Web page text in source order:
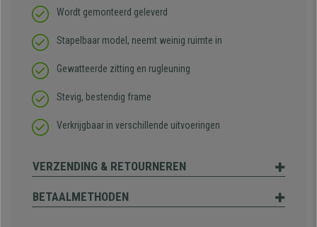
Wordt gemonteerd geleverd
Stapelbaar model, neemt weinig ruimte in
Gewatteerde zitting en rugleuning
Stevig, bestendig frame
Verkrijgbaar in verschillende uitvoeringen
VERZENDING & RETOURNEREN
BETAALMETHODEN